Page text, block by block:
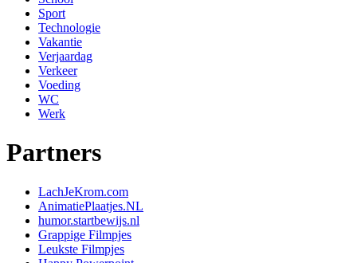
Sport
Technologie
Vakantie
Verjaardag
Verkeer
Voeding
WC
Werk
Partners
LachJeKrom.com
AnimatiePlaatjes.NL
humor.startbewijs.nl
Grappige Filmpjes
Leukste Filmpjes